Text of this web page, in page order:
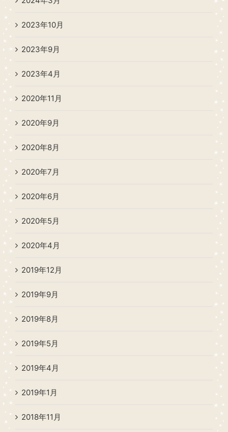
2023年10月
2023年9月
2023年4月
2020年11月
2020年9月
2020年8月
2020年7月
2020年6月
2020年5月
2020年4月
2019年12月
2019年9月
2019年8月
2019年5月
2019年4月
2019年1月
2018年11月